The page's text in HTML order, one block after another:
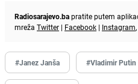
Radiosarajevo.bapratite putem
mreža Twitter | Facebook | Instagram
#Janez Janša #Vladimir Putin